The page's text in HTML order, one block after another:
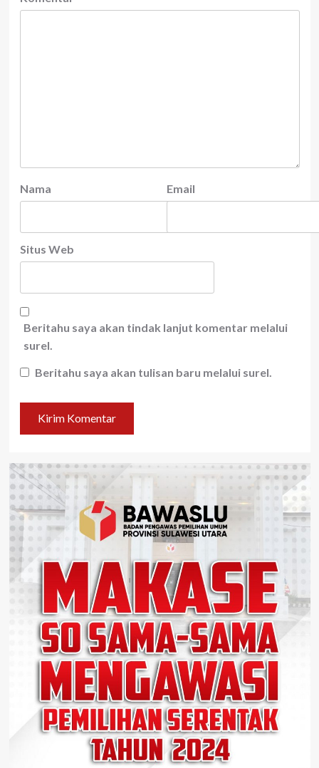
Nama Email
Situs Web
Beritahu saya akan tindak lanjut komentar melalui
surel.
Beritahu saya akan tulisan baru melalui surel.